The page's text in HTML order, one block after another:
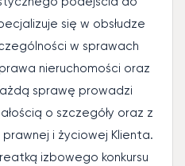
się w obsłudze
w sprawach
nieruchomości oraz
sprawę prowadzi
o szczegóły oraz z
i życiowej Klienta.
izbowego konkursu